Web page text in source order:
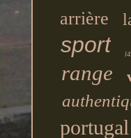
arrière
sport
range
portugal